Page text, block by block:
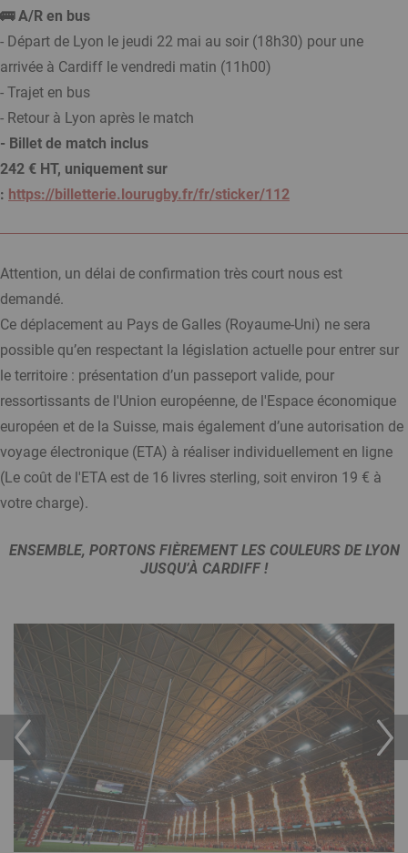
🚌 A/R en bus
- Départ de Lyon le jeudi 22 mai au soir (18h30) pour une
arrivée à Cardiff le vendredi matin (11h00)
- Trajet en bus
- Retour à Lyon après le match
- Billet de match inclus
242 € HT, uniquement sur
: https://billetterie.lourugby.fr/fr/sticker/112
Attention, un délai de confirmation très court nous est
demandé.
Ce déplacement au Pays de Galles (Royaume-Uni) ne sera
possible qu’en respectant la législation actuelle pour entrer sur
le territoire : présentation d’un passeport valide, pour
ressortissants de l'Union européenne, de l'Espace économique
européen et de la Suisse, mais également d’une autorisation de
voyage électronique (ETA) à réaliser individuellement en ligne
(Le coût de l'ETA est de 16 livres sterling, soit environ 19 € à
votre charge).
ENSEMBLE, PORTONS FIÈREMENT LES COULEURS DE LYON
JUSQU’À CARDIFF !